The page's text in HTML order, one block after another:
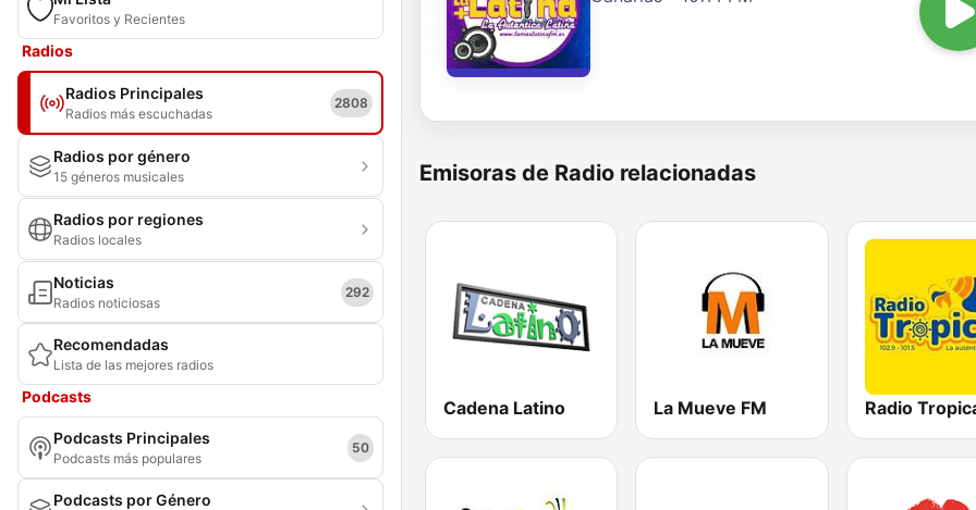
Favoritos y Recientes
Radios
Radios Principales
Radios más escuchadas
2808
Radios por género
15 géneros musicales
Radios por regiones
Radios locales
Noticias
Radios noticiosas
292
Recomendadas
Lista de las mejores radios
Podcasts
Podcasts Principales
Podcasts más populares
50
Podcasts por Género
Emisoras de Radio relacionadas
Cadena Latino La Mueve FM Radio